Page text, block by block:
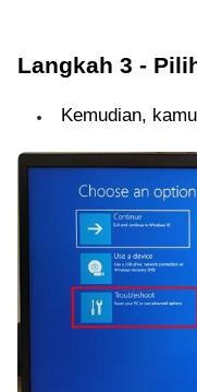
Langkah 3 -
Kemudian,